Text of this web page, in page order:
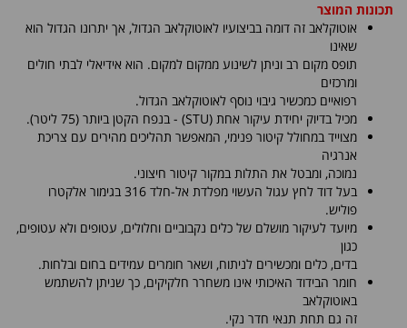
תכונות המוצר
אוטוקלאב זה דומה בביצועיו לאוטוקלאב הגדול, אך יתרונו הגדול הוא
שאינו
תופס מקום רב וניתן לשינוע ממקום למקום. הוא אידיאלי לבתי חולים
ומרכזים
רפואיים כמכשיר גיבוי נוסף לאוטוקלאב הגדול.
מכיל בדיוק יחידת עיקור אחת (STU) - בנפח הקטן ביותר (75 ליטר).
מצוייד במחולל קיטור פנימי, המאפשר תהליכים מהירים עם צריכת
אנרגיה
נמוכה, ומבטל את התלות במקור קיטור חיצוני.
בעל דוד לחץ עגול העשוי מפלדת אל-חלד 316 בגימור אלקטרו
פוליש.
מיועד לעיקור מושלם של כלים נקבוביים וחלולים, עטופים ולא עטופים,
כגון
בדים, כלים ומכשירים לניתוח, ושאר חומרים עמידים בחום ובלחות.
חומר הבידוד האיכותי אינו משחרר חלקיקים, כך שניתן להשתמש
באוטוקלאב
זה גם תחת תנאי חדר נקי.